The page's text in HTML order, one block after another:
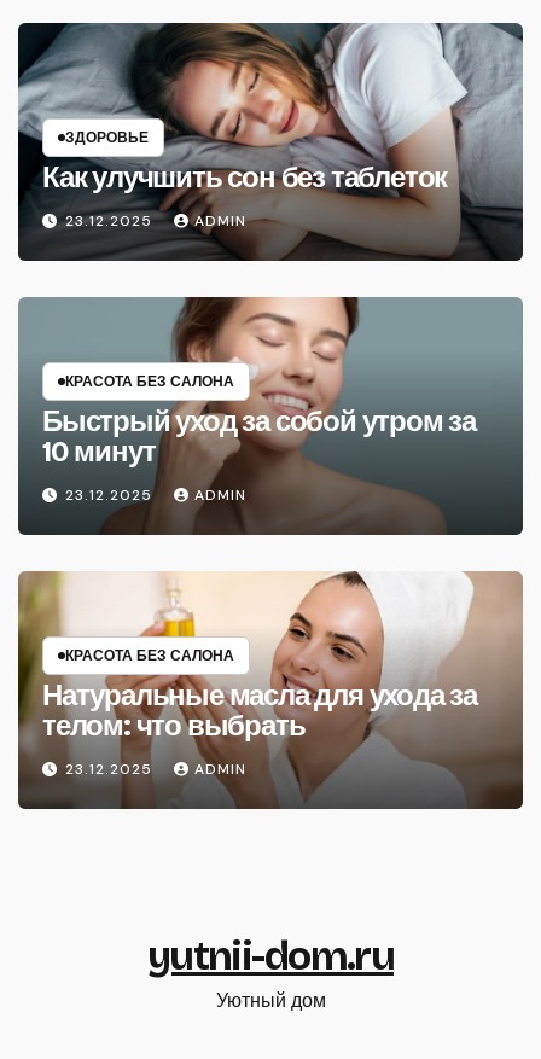
ЗДОРОВЬЕ
Как улучшить сон без таблеток
23.12.2025 ADMIN
КРАСОТА БЕЗ САЛОНА
Быстрый уход за собой утром за
10 минут
23.12.2025 ADMIN
КРАСОТА БЕЗ САЛОНА
Натуральные масла для ухода за
телом: что выбрать
23.12.2025 ADMIN
yutnii-dom.ru
Уютный дом